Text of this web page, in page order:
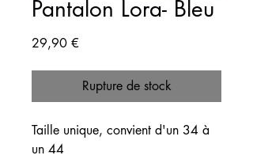
Pantalon Lora- Bleu
29,90 €
Rupture de stock
​​​​​​Taille unique, convient d'un 34 à
un 44